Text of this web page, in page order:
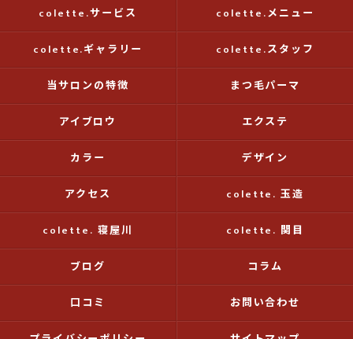
colette.サービス colette.メニュー
colette.ギャラリー colette.スタッフ
当サロンの特徴 まつ毛パーマ
アイブロウ エクステ
カラー デザイン
アクセス colette. 玉造
colette. 寝屋川 colette. 関目
ブログ コラム
口コミ お問い合わせ